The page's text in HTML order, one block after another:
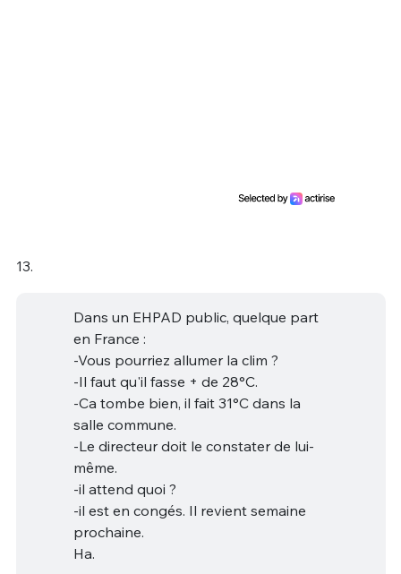
13.
Dans un EHPAD public, quelque part
en France :
-Vous pourriez allumer la clim ?
-Il faut qu'il fasse + de 28°C.
-Ca tombe bien, il fait 31°C dans la
salle commune.
-Le directeur doit le constater de lui-
même.
-il attend quoi ?
-il est en congés. Il revient semaine
prochaine.
Ha.